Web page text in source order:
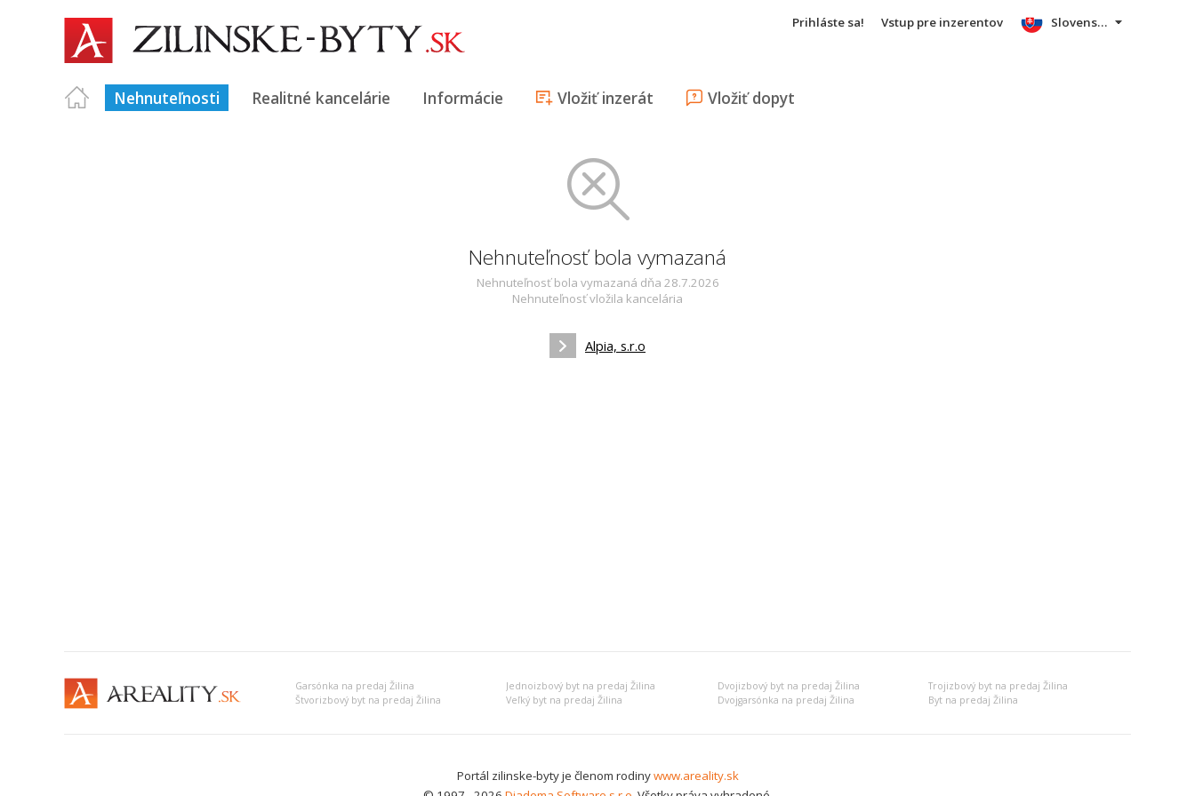
Prihláste sa! Vstup pre inzerentov
Nehnuteľnosti Realitné kancelárie Informácie Vložiť inzerát Vložiť dopyt
Slovensky
Nehnuteľnosť bola vymazaná
Nehnuteľnosť bola vymazaná dňa 28.7.2026
Nehnuteľnosť vložila kancelária
Alpia, s.r.o
Garsónka na predaj Žilina Jednoizbový byt na predaj Žilina Dvojizbový byt na predaj Žilina
Trojizbový byt na predaj Žilina
Štvorizbový byt na predaj Žilina
Veľký byt na predaj Žilina Dvojgarsónka na predaj Žilina Byt na predaj Žilina
Portál zilinske-byty je členom rodinywww.areality.sk